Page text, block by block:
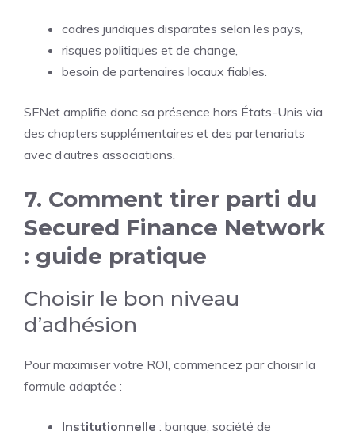
cadres juridiques disparates selon les pays,
risques politiques et de change,
besoin de partenaires locaux fiables.
SFNet amplifie donc sa présence hors États-Unis via
des chapters supplémentaires et des partenariats
avec d’autres associations.
7. Comment tirer parti du
Secured Finance Network
: guide pratique
Choisir le bon niveau
d’adhésion
Pour maximiser votre ROI, commencez par choisir la
formule adaptée :
Institutionnelle : banque, société de